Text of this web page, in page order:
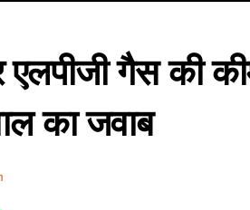
गैस की
का जवाब